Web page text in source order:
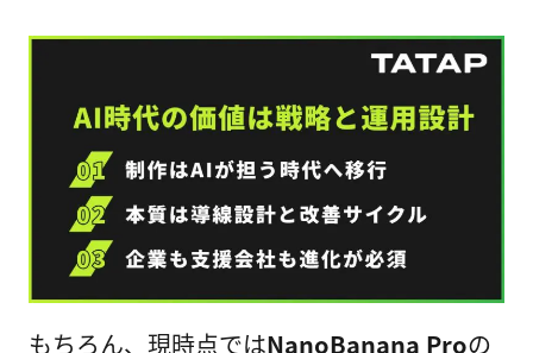
もちろん、現時点ではNanoBanana Proの